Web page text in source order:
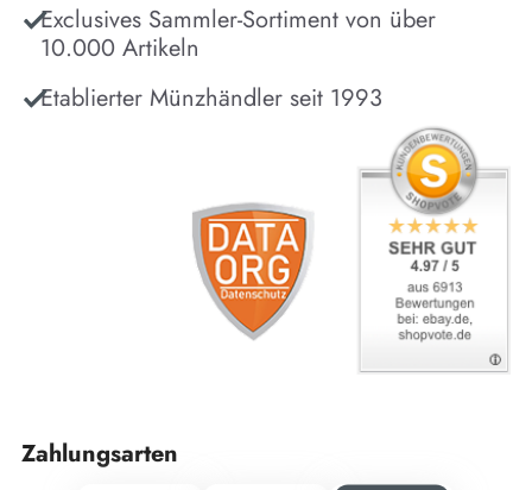
Exclusives Sammler-Sortiment von über
10.000 Artikeln
Etablierter Münzhändler seit 1993
Zahlungsarten